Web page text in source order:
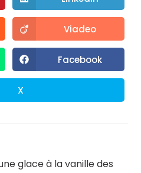
Viadeo
Facebook
X
glace à la vanille des